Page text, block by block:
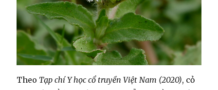
Theo Tạp chí Y học cổ truyền Việt Nam (2020), cỏ